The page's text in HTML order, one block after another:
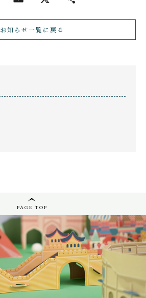
お知らせ一覧に戻る
PAGE TOP